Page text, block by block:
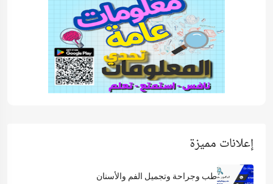
إعلانات مميزة
طب وجراحة وتجميل الفم والأسنان